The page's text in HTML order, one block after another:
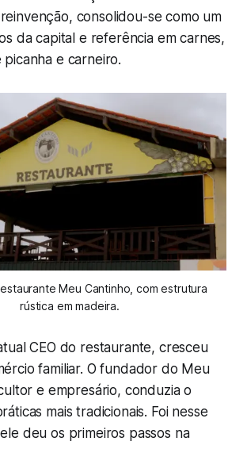
consolidou-se como um
da capital e referência em carnes,
e carneiro.
Meu Cantinho, com estrutura
rústica em madeira.
CEO do restaurante, cresceu
familiar. O fundador do Meu
e empresário, conduzia o
mais tradicionais. Foi nesse
deu os primeiros passos na